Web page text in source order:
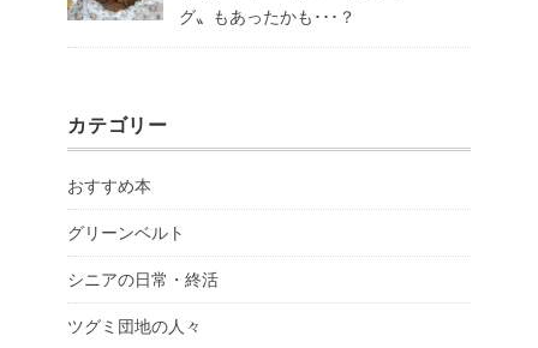
グ〟もあったかも･･･？
カテゴリー
おすすめ本
グリーンベルト
シニアの日常・終活
ツグミ団地の人々